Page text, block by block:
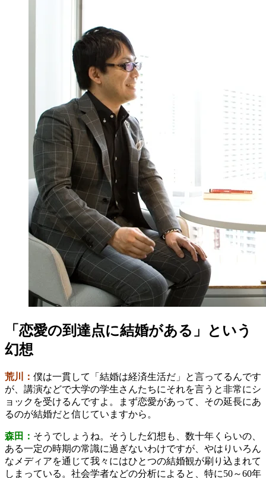
「恋愛の到達点に結婚がある」という
幻想
荒川： 僕は一貫して「結婚は経済生活だ」と言ってるんです
が、講演などで大学の学生さんたちにそれを言うと非常にシ
ョックを受けるんですよ。まず恋愛があって、その延長にあ
るのが結婚だと信じていますから。
森田： そうでしょうね。そうした幻想も、数十年くらいの、
ある一定の時期の常識に過ぎないわけですが、やはりいろん
なメディアを通じて我々にはひとつの結婚観が刷り込まれて
しまっている。社会学者などの分析によると、特に50～60年